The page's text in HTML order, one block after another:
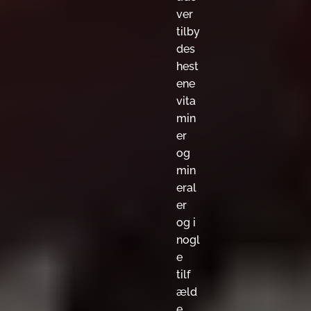
ver
tilby
des
hest
ene
vita
min
er
og
min
eral
er
og i
nogl
e
tilf
æld